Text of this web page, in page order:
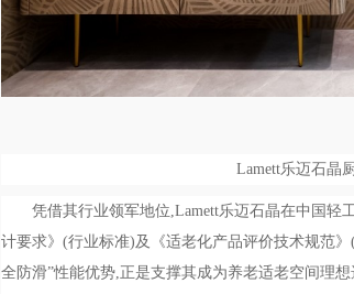
Lamett乐迈石晶
凭借其行业领军地位,Lamett乐迈石晶在中国轻
计要求》(行业标准)及《适老化产品评价技术规范
全防滑”性能优势,正是支撑其成为养老适老空间理